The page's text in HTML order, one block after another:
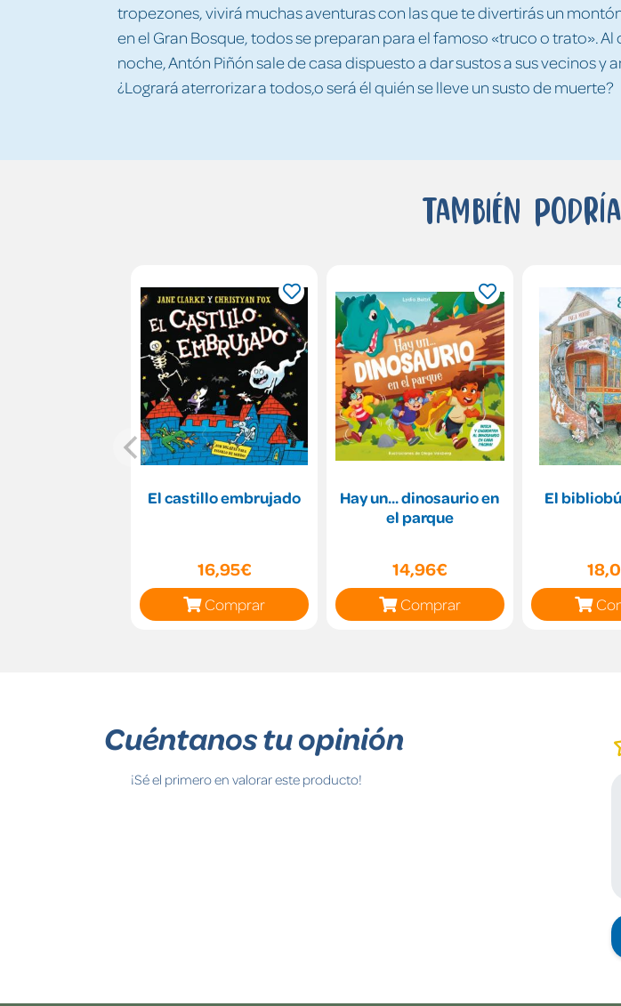
tropezones, vivirá muchas aventuras con las que te divertirás un
en el Gran Bosque, todos se preparan para el famoso «truco o trato». Al
noche, Antón Piñón sale de casa dispuesto a dar sustos a sus vecinos y
¿Logrará aterrorizar a todos,o será él quién se lleve un susto de muerte?
También
El castillo embrujado
16,95€
Comprar
Hay un... dinosaurio en
el parque
14,96€
Comprar
El
Cuéntanos tu opinión
¡Sé el primero en valorar este producto!